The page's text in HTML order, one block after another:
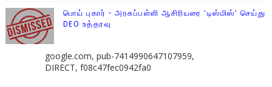
பொய் புகார் - அரசுப்பள்ளி ஆசிரியரை 'டிஸ்மிஸ்' செய்து
DEO உத்தரவு
google.com, pub-7414990647107959,
DIRECT, f08c47fec0942fa0